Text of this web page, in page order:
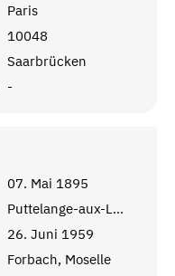
Paris
10048
Saarbrücken
-
07. Mai 1895
Puttelange-aux-Lacs, Lothringen
26. Juni 1959
Forbach, Moselle